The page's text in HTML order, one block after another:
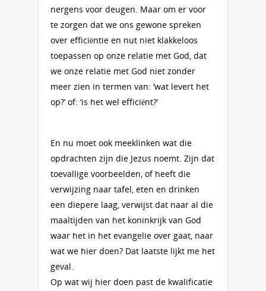
nergens voor deugen. Maar om er voor
te zorgen dat we ons gewone spreken
over efficiëntie en nut niet klakkeloos
toepassen op onze relatie met God, dat
we onze relatie met God niet zonder
meer zien in termen van: ‘wat levert het
op?’ of: ‘is het wel efficiënt?’
En nu moet ook meeklinken wat die
opdrachten zijn die Jezus noemt. Zijn dat
toevallige voorbeelden, of heeft die
verwijzing naar tafel, eten en drinken
een diepere laag, verwijst dat naar al die
maaltijden van het koninkrijk van God
waar het in het evangelie over gaat, naar
wat we hier doen? Dat laatste lijkt me het
geval.
Op wat wij hier doen past de kwalificatie